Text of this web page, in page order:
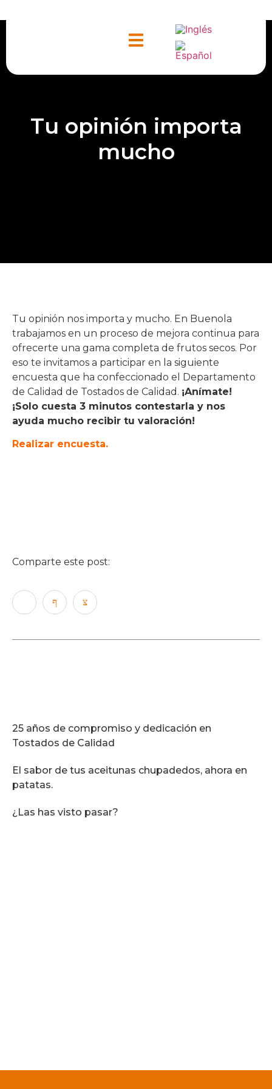
Tu opinión importa
mucho
Tu opinión nos importa y mucho. En Buenola
trabajamos en un proceso de mejora continua para
ofrecerte una gama completa de frutos secos. Por
eso te invitamos a participar en la siguiente
encuesta que ha confeccionado el Departamento
de Calidad de Tostados de Calidad. ¡Anímate!
¡Solo cuesta 3 minutos contestarla y nos
ayuda mucho recibir tu valoración!
Realizar encuesta.
Comparte este post:
25 años de compromiso y dedicación en
Tostados de Calidad
El sabor de tus aceitunas chupadedos, ahora en
patatas.
¿Las has visto pasar?